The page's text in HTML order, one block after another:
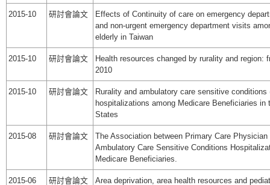
2015-10 研討會論文
Effects of Continuity of care on emergency
and non-urgent emergency department visits
elderly in Taiwan
2015-10 研討會論文
Health resources changed by rurality and region:
2010
2015-10 研討會論文
Rurality and ambulatory care sensitive conditions
hospitalizations among Medicare Beneficiaries in
States
2015-08 研討會論文
The Association between Primary Care
Ambulatory Care Sensitive Conditions
Medicare Beneficiaries.
2015-06 研討會論文
Area deprivation, area health resources and